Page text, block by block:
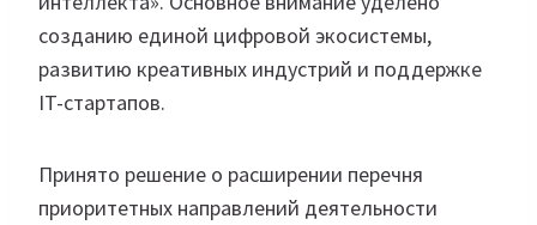
созданию единой цифровой экосистемы,
развитию креативных индустрий и поддержке
IT-стартапов.
Принято решение о расширении перечня
приоритетных направлений деятельности